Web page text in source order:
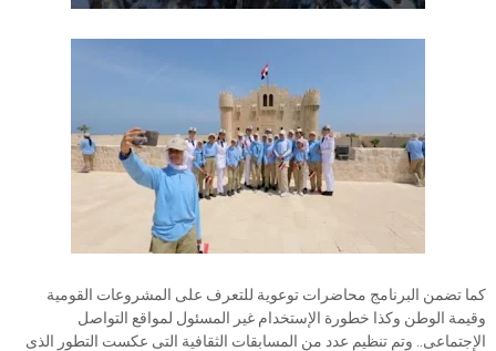
كما تضمن البرنامج محاضرات توعوية للتعرف على المشروعات القومية
وقيمة الوطن وكذا خطورة الإستخدام غير المسئول لمواقع التواصل
الإجتماعى.. وتم تنظيم عدد من المسابقات الثقافية التى عكست التطور الذى